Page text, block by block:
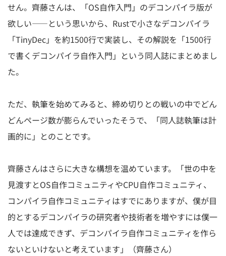
せん。⿑藤さんは、「OS自作入門」のデコンパイラ版が
欲しい――という思いから、Rustで小さなデコンパイラ
「TinyDec」を約1500行で実装し、その解説を「1500行
で書くデコンパイラ自作入門」という同人誌にまとめまし
た。
ただ、執筆を始めてみると、締め切りとの戦いの中でどん
どんページ数が膨らんでいったそうで、「同人誌執筆は計
画的に」とのことです。
⿑藤さんはさらに大きな構想を温めています。「世の中を
見渡すとOS自作コミュニティやCPU自作コミュニティ、
コンパイラ自作コミュニティはすでにありますが、僕が目
的とするデコンパイラの研究者や技術者を増やすには僕一
人では達成できず、デコンパイラ自作コミュニティを作ら
ないといけないと考えています」（⿑藤さん）